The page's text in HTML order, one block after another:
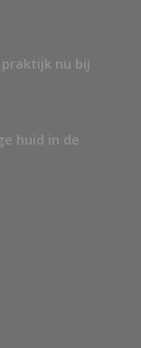
nu bij
huid in de